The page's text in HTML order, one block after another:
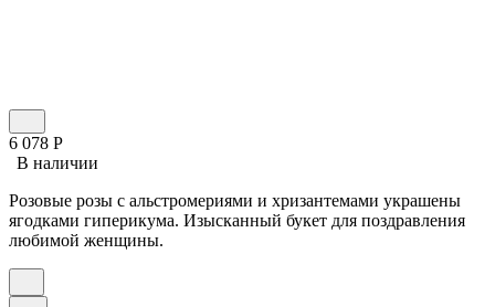
6 078 Р
В наличии
Розовые розы с альстромериями и хризантемами украшены
ягодками гиперикума. Изысканный букет для поздравления
любимой женщины.